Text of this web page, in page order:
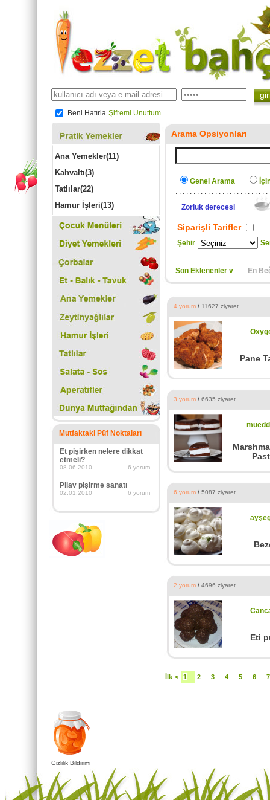
Beni Hatırla Şifremi Unuttum
Ana Yemekler(11)
Kahvaltı(3)
Tatlılar(22)
Hamur İşleri(13)
Mutfaktaki Püf Noktaları
Et pişirken nelere dikkat
etmeli?
08.06.2010 6 yorum
Pilav pişirme sanatı
02.01.2010 6 yorum
Arama Opsiyonları
. . . . . . . . . . . . . . . . . . . . . . . . .
Genel Arama
. . . . . . . . . . . . . . . . . . . . . . . . .
Zorluk derecesi
. . . . . . . . . . . . . . . . . . . . . . . . .
Siparişli Tarifler
Şehir
. . . . . . . . . . . . . . . . . . . . . . . . .
Son Eklenenler v
En
4 yorum / 11627 ziyaret
Pane
3 yorum /6635 ziyaret
6 yorum /5087 ziyaret
2 yorum /4696 ziyaret
Eti
İlk < 1 2 3 4 5 6 7
Gizlilik Bildirimi